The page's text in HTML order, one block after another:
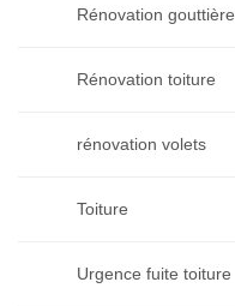
Rénovation gouttière
Rénovation toiture
rénovation volets
Toiture
Urgence fuite toiture